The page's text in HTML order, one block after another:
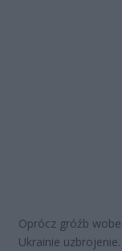
Oprócz gróźb
Ukrainie